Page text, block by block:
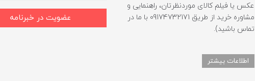
عکس یا فیلم کالای موردنظرتان، راهنمایی و
مشاوره خرید از طریق 09174732171 با ما در
تماس باشید).
اطلاعات بیشتر
عضویت در خبرنامه